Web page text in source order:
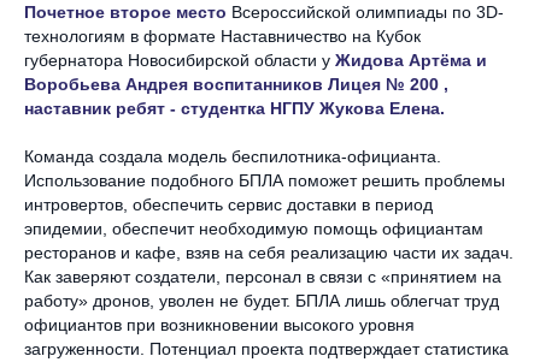
Почетное второе место Всероссийской олимпиады по 3D-
технологиям в формате Наставничество на Кубок
губернатора Новосибирской области у Жидова Артёма и
Воробьева Андрея воспитанников Лицея № 200 ,
наставник ребят - студентка НГПУ Жукова Елена.
Команда создала модель беспилотника-официанта.
Использование подобного БПЛА поможет решить проблемы
интровертов, обеспечить сервис доставки в период
эпидемии, обеспечит необходимую помощь официантам
ресторанов и кафе, взяв на себя реализацию части их задач.
Как заверяют создатели, персонал в связи с «принятием на
работу» дронов, уволен не будет. БПЛА лишь облегчат труд
официантов при возникновении высокого уровня
загруженности. Потенциал проекта подтверждает статистика